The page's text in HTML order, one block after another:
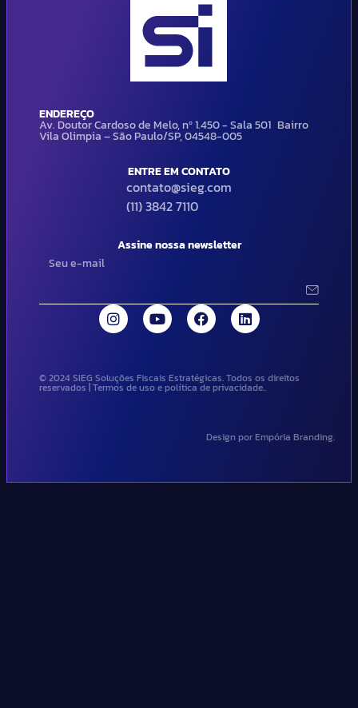
ENDEREÇO
Av. Doutor Cardoso de Melo, nº 1.450 - Sala 501 Bairro
Vila Olimpia – São Paulo/SP, 04548-005
ENTRE EM CONTATO
contato@sieg.com
(11) 3842 7110
Assine nossa newsletter
© 2024 SIEG Soluções Fiscais Estratégicas. Todos os direitos
reservados | Termos de uso e política de privacidade..
Design por Empória Branding.